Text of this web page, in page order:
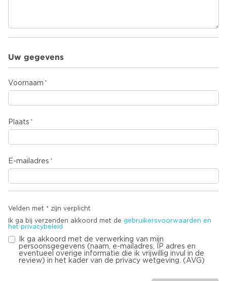
Uw gegevens
Voornaam
Plaats
E-mailadres
Velden met * zijn verplicht
Ik ga bij verzenden akkoord met de gebruikersvoorwaarden en
het privacybeleid
Ik ga akkoord met de verwerking van mijn
persoonsgegevens (naam, e-mailadres, IP adres en
eventueel overige informatie die ik vrijwillig invul in de
review) in het kader van de privacy wetgeving. (AVG)